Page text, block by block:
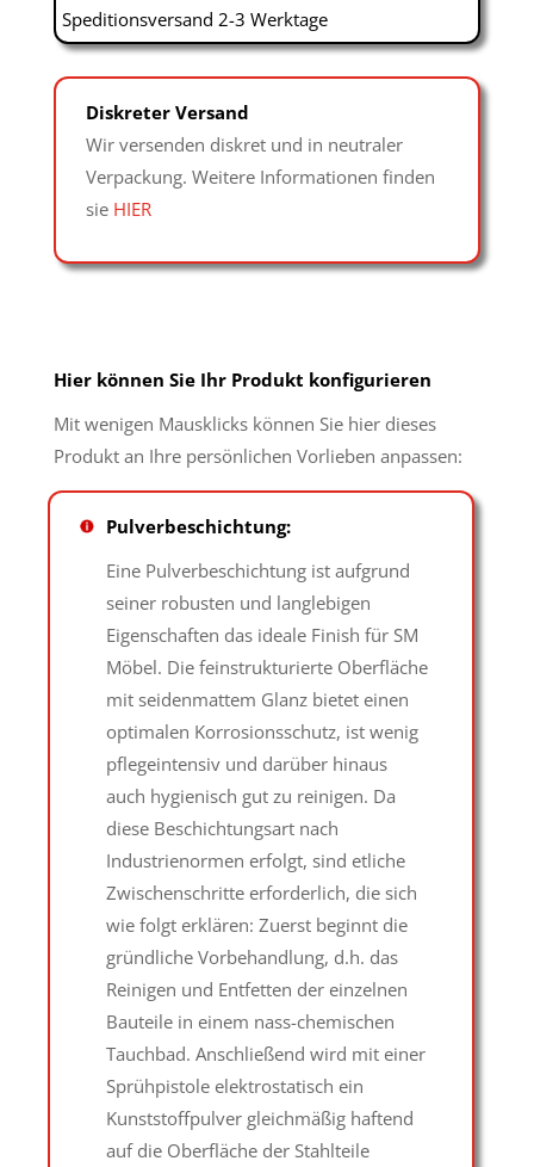
Speditionsversand 2-3 Werktage
Diskreter Versand
Wir versenden diskret und in neutraler
Verpackung. Weitere Informationen finden
sie HIER
Hier können Sie Ihr Produkt konfigurieren
Mit wenigen Mausklicks können Sie hier dieses
Produkt an Ihre persönlichen Vorlieben anpassen:
Pulverbeschichtung:
Eine Pulverbeschichtung ist aufgrund
seiner robusten und langlebigen
Eigenschaften das ideale Finish für SM
Möbel. Die feinstrukturierte Oberfläche
mit seidenmattem Glanz bietet einen
optimalen Korrosionsschutz, ist wenig
pflegeintensiv und darüber hinaus
auch hygienisch gut zu reinigen. Da
diese Beschichtungsart nach
Industrienormen erfolgt, sind etliche
Zwischenschritte erforderlich, die sich
wie folgt erklären: Zuerst beginnt die
gründliche Vorbehandlung, d.h. das
Reinigen und Entfetten der einzelnen
Bauteile in einem nass-chemischen
Tauchbad. Anschließend wird mit einer
Sprühpistole elektrostatisch ein
Kunststoffpulver gleichmäßig haftend
auf die Oberfläche der Stahlteile